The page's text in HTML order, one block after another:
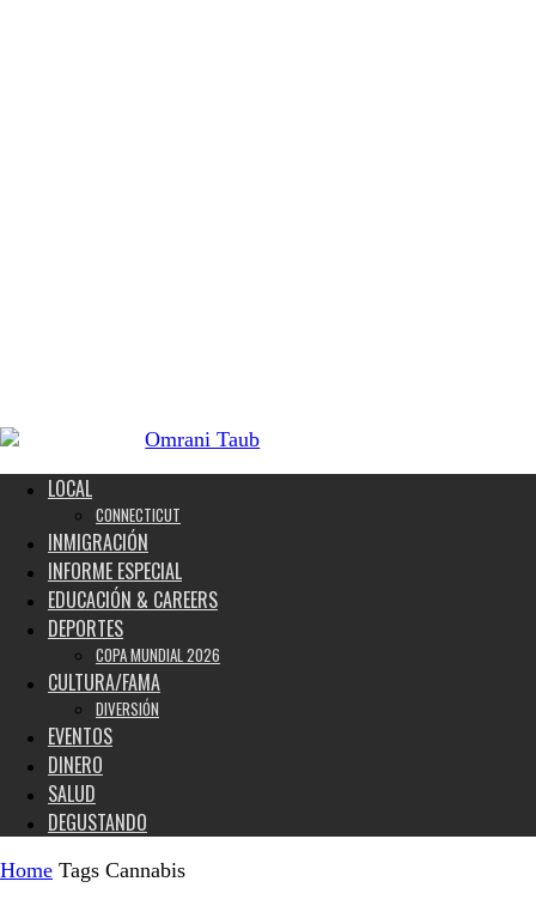
LOCAL
CONNECTICUT
INMIGRACIÓN
INFORME ESPECIAL
EDUCACIÓN & CAREERS
DEPORTES
COPA MUNDIAL 2026
CULTURA/FAMA
DIVERSIÓN
EVENTOS
DINERO
SALUD
DEGUSTANDO
Home Tags Cannabis